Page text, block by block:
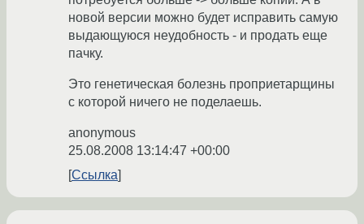
новой версии можно будет исправить самую
выдающуюся неудобность - и продать еще
пачку.
Это генетическая болезнь проприетарщины
с которой ничего не поделаешь.
anonymous
25.08.2008 13:14:47 +00:00
Ссылка